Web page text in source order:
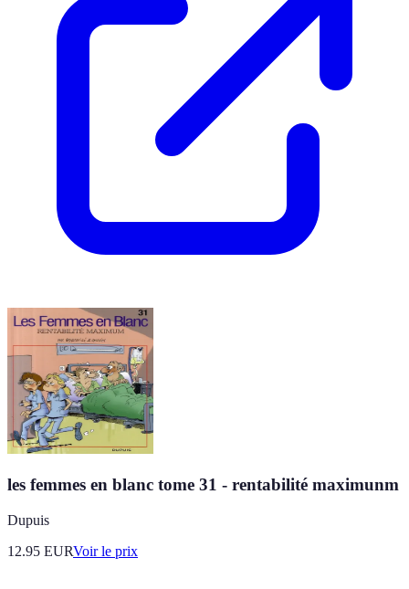
les femmes en blanc tome 31 - rentabilité maximunm
Dupuis
12.95 EURVoir le prix